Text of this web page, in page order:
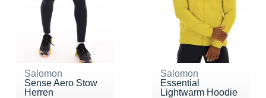
Salomon
Sense Aero Stow
Herren
Salomon
Essential
Lightwarm Hoodie